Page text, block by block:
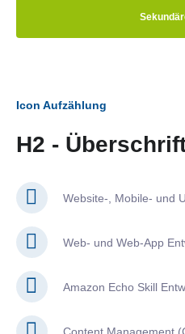
Icon Aufzählung
H2 -
Website-, Mobile- und
Web- und Web-App
Amazon Echo Skill